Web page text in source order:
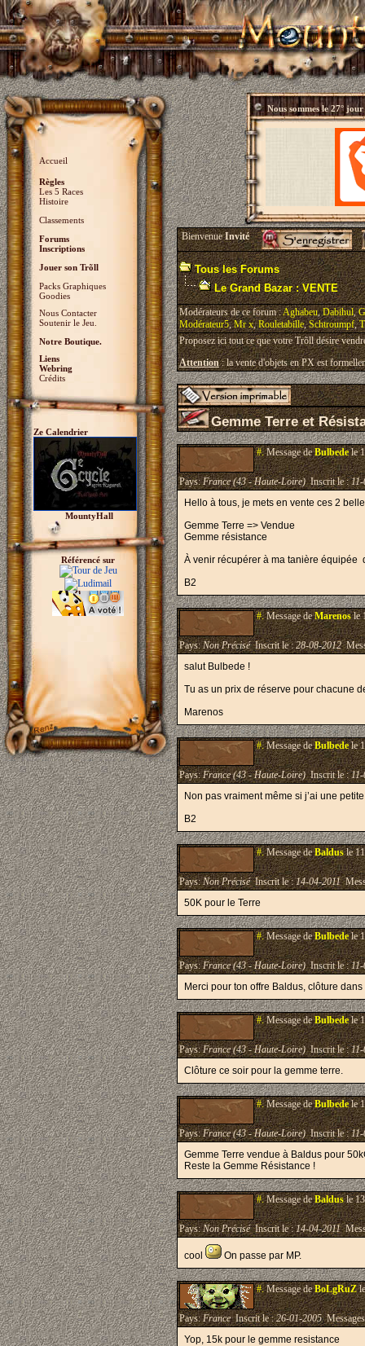
Accueil
Règles
Les 5 Races
Histoire
Classements
Forums
Inscriptions
Jouer son Trõll
Packs Graphiques
Goodies
Nous Contacter
Soutenir le Jeu.
Notre Boutique.
Liens
Webring
Crédits
Ze Calendrier
MountyHall
Référencé sur
Nous sommes le27° jour
BienvenueInvité
Tous les Forums
Le Grand Bazar : VENTE
Modérateurs de ce forum :Aghabeu,Dabihul,
Modérateur5,Mr x,Rouletabille,Schtroumpf,
Proposez ici tout ce que votre Trõll désire
Attention: la vente d'objets en PX est
Gemme Terre et
#.Message deBulbedele
Pays:France (43 - Haute-Loire)Inscrit le :
Hello à tous, je mets en vente ces 2
Gemme Terre => Vendue
Gemme résistance
À venir récupérer à ma tanière équipée
B2
#.Message deMarenosle
Pays:Non PréciséInscrit le :28-08-2012
salut Bulbede !
Tu as un prix de réserve pour chacune
Marenos
#.Message deBulbedele
Pays:France (43 - Haute-Loire)Inscrit le :
Non pas vraiment même si j’ai une
B2
#.Message deBaldusle
Pays:Non PréciséInscrit le :14-04-2011
50K pour le Terre
#.Message deBulbedele
Pays:France (43 - Haute-Loire)Inscrit le :
Merci pour ton offre Baldus, clôture
#.Message deBulbedele
Pays:France (43 - Haute-Loire)Inscrit le :
Clôture ce soir pour la gemme terre.
#.Message deBulbedele
Pays:France (43 - Haute-Loire)Inscrit le :
Gemme Terre vendue à Baldus pour
Reste la Gemme Résistance !
#.Message deBaldusle
Pays:Non PréciséInscrit le :14-04-2011
cool On passe par MP.
#.Message deBoLgRuZ
Pays:FranceInscrit le :26-01-2005
Yop, 15k pour le gemme resistance